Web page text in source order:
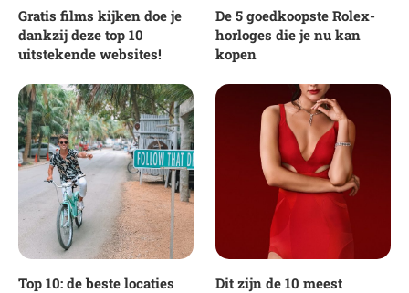
Gratis films kijken doe je
dankzij deze top 10
uitstekende websites!
De 5 goedkoopste Rolex-
horloges die je nu kan
kopen
Top 10: de beste locaties
Dit zijn de 10 meest